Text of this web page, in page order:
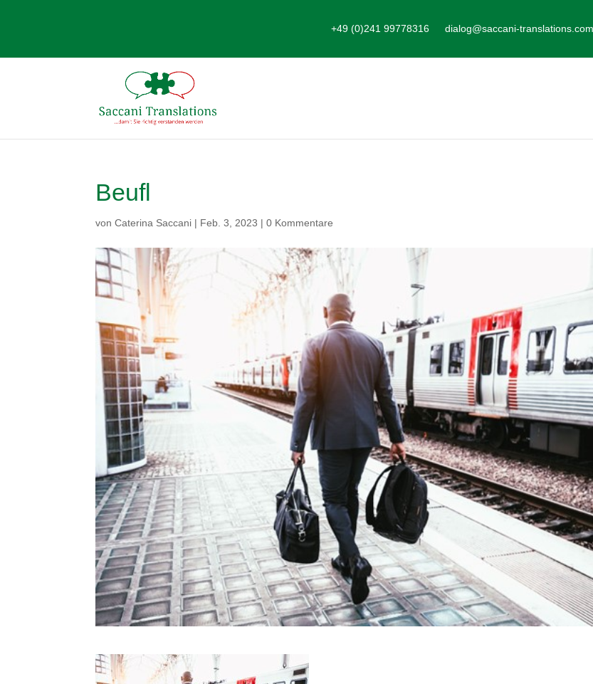
+49 (0)241 99778316 dialog@saccani-translations.com
Beufl
vonCaterina Saccani | Feb. 3, 2023 |0 Kommentare